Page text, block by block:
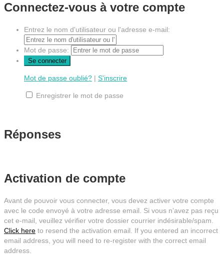
Connectez-vous à votre compte
Entrez le nom d'utilisateur ou l'adresse e-mail:
Mot de passe:
Mot de passe oublié? | S'inscrire
Enregistrer le mot de passe
Réponses
Activation de compte
Avant de pouvoir vous connecter, vous devez activer votre compte
avec le code envoyé à votre adresse email. Si vous n'avez pas reçu
cet e-mail, veuillez vérifier votre dossier courrier indésirable/spam.
Click here to resend the activation email. If you entered an incorrect
email address, you will need to re-register with the correct email
address.